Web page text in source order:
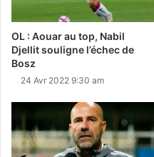
OL : Aouar au top, Nabil
Djellit souligne l’échec de
Bosz
24 Avr 2022 9:30 am